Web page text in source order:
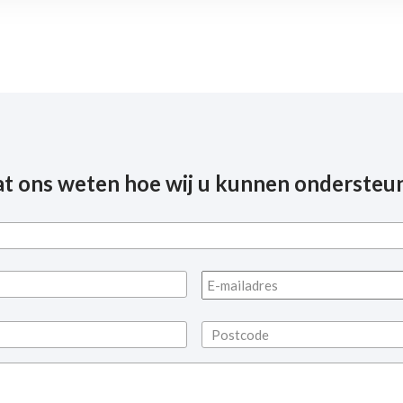
ons weten hoe wij u kunnen